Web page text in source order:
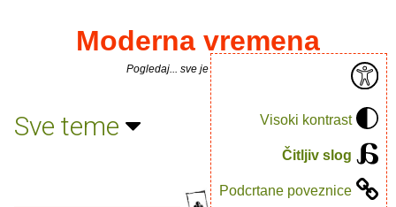
Visoki kontrast
Čitljiv slog
Podcrtane poveznice
Moderna vremena
Pogledaj... sve je puno knjiga.
Sve teme